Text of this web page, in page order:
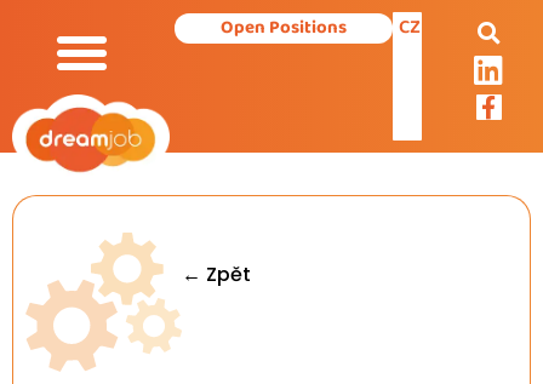
Open Positions CZ
← Zpět